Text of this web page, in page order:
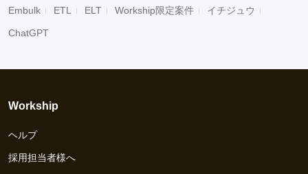
Embulk ETL ELT Workship限定案件 イチジュウ
ChatGPT
Workship
ヘルプ
採用担当者様へ